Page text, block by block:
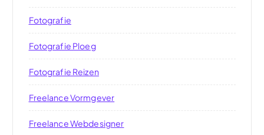
Fotografie
Fotografie Ploeg
Fotografie Reizen
Freelance Vormgever
Freelance Webdesigner